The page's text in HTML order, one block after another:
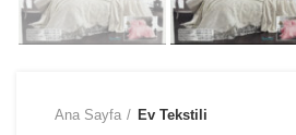
Ana Sayfa Ev Tekstili